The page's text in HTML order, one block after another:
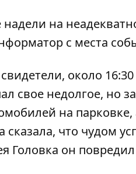
на
с места
свидетели, около
свое недолгое, но
на парковке,
что чудом
Головка он